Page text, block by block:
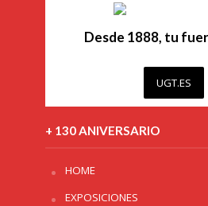
Desde 1888, tu
UGT.ES
+ 130 ANIVERSARIO
HOME
EXPOSICIONES